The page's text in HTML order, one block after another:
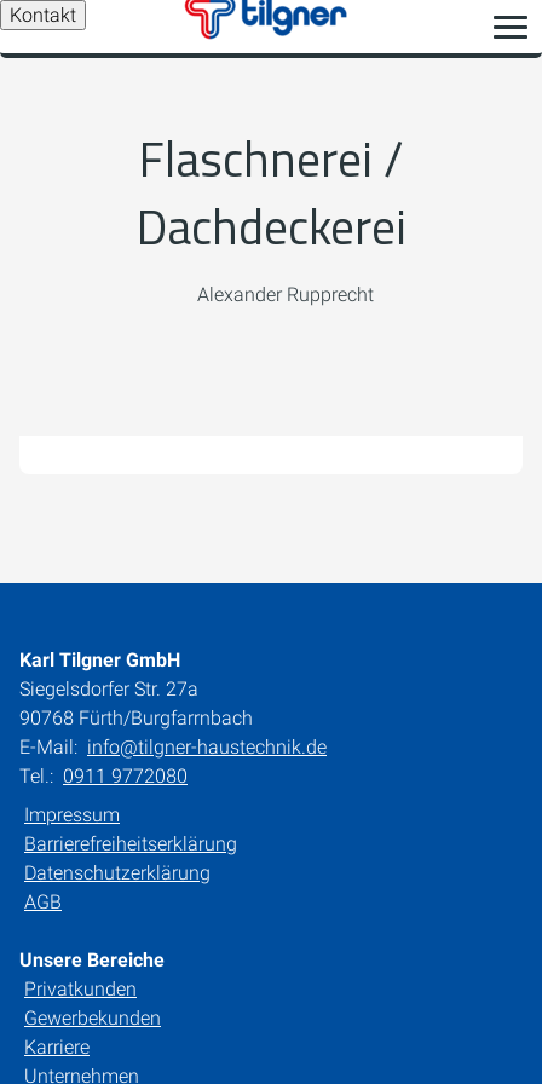
Kontakt
Flaschnerei /
Dachdeckerei
Alexander Rupprecht
Karl Tilgner GmbH
Siegelsdorfer Str. 27a
90768 Fürth/Burgfarrnbach
E-Mail: info@tilgner-haustechnik.de
Tel.: 0911 9772080
Impressum
Barrierefreiheitserklärung
Datenschutzerklärung
AGB
Unsere Bereiche
Privatkunden
Gewerbekunden
Karriere
Unternehmen